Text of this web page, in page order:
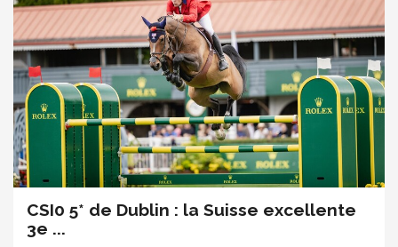
CSI0 5* de Dublin : la Suisse excellente
3e ...